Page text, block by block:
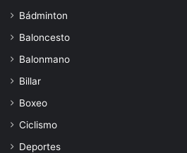
Bádminton
Baloncesto
Balonmano
Billar
Boxeo
Ciclismo
Deportes